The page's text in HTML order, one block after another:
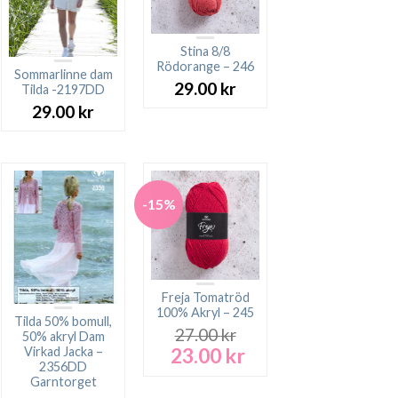
Sommarlinne dam
Tilda -2197DD
29.00 kr
Stina 8/8
Rödorange – 246
29.00 kr
Tilda 50% bomull,
50% akryl Dam
Virkad Jacka –
2356DD
Garntorget
-15%
Freja Tomatröd
100% Akryl – 245
27.00kr
Det
23.00 krDet